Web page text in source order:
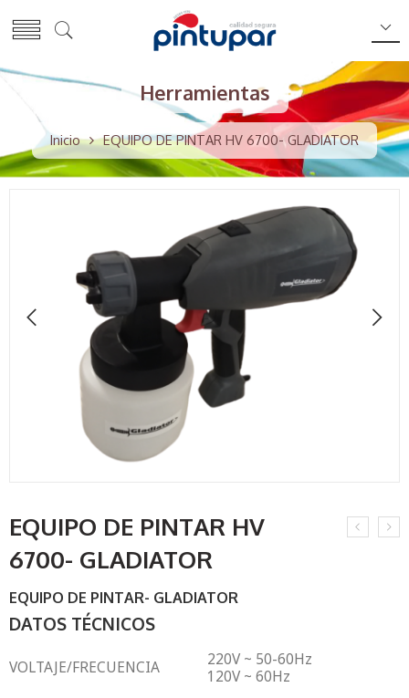
Herramientas
Inicio EQUIPO DE PINTAR HV 6700- GLADIATOR
EQUIPO DE PINTAR HV
6700- GLADIATOR
EQUIPO DE PINTAR- GLADIATOR
DATOS TÉCNICOS
VOLTAJE/FRECUENCIA
220V ~ 50-60Hz
120V ~ 60Hz